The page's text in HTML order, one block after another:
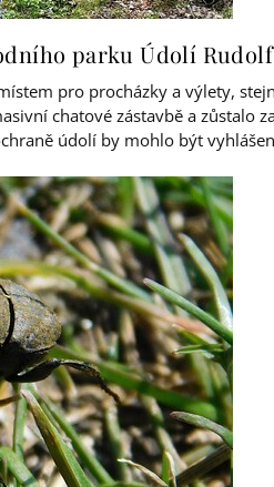
parku Údolí
pro procházky a výlety,
chatové zástavbě a zůstalo
údolí by mohlo být